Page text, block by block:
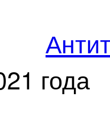
года